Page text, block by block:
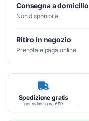
Consegna a domicilio
Non disponibile
Ritiro in negozio
Prenota e paga online
Spedizione gratis
per ordini sopra €99